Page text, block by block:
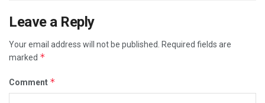
Leave a Reply
Your email address will not be published. Required fields are
marked *
Comment *